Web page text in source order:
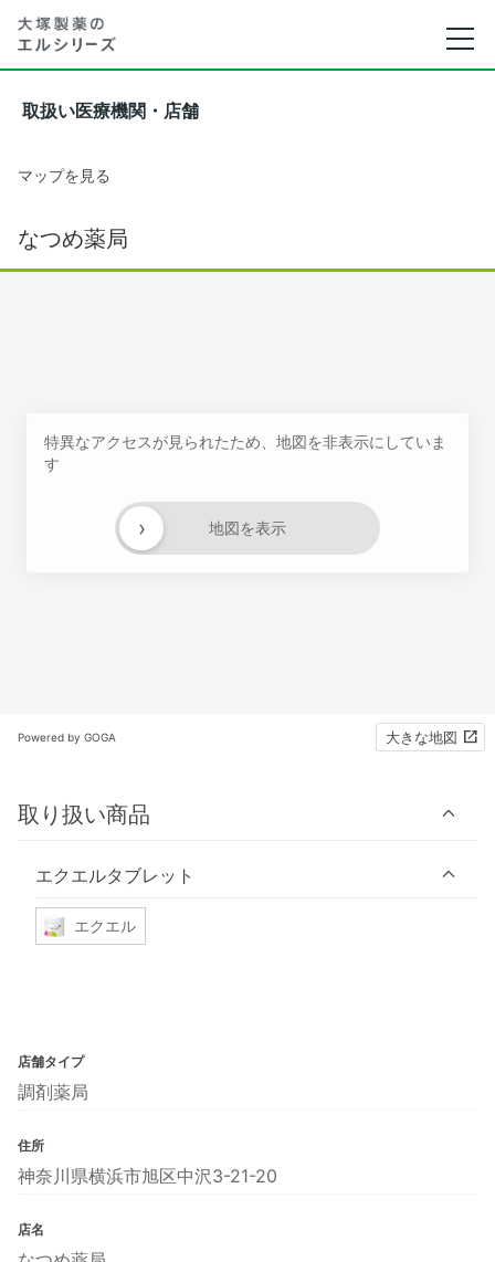
取扱い医療機関・店舗
マップを見る
なつめ薬局
特異なアクセスが見られたため、地図を非表示にしていま
す
地図を表示
›
Powered by GOGA 大きな地図
取り扱い商品
エクエルタブレット
エクエル
店舗タイプ
調剤薬局
住所
神奈川県横浜市旭区中沢3-21-20
店名